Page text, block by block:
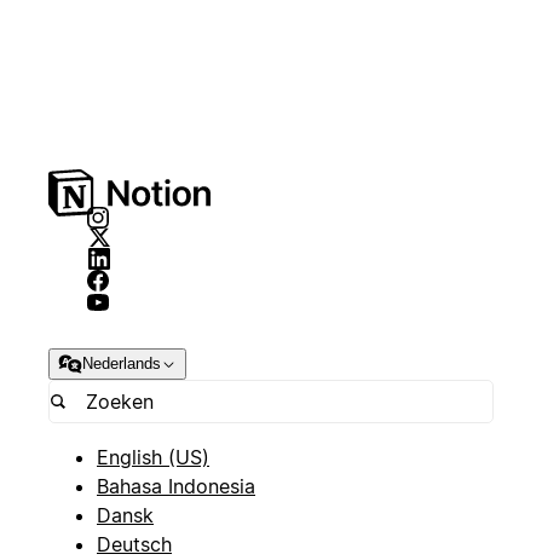
Nederlands
English (US)
Bahasa Indonesia
Dansk
Deutsch